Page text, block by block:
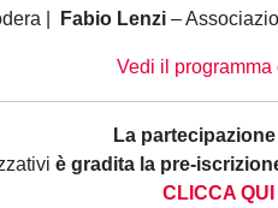
| Fabio Lenzi –
Vedi il programma
La
è gradita la pre-
CLICCA QUI